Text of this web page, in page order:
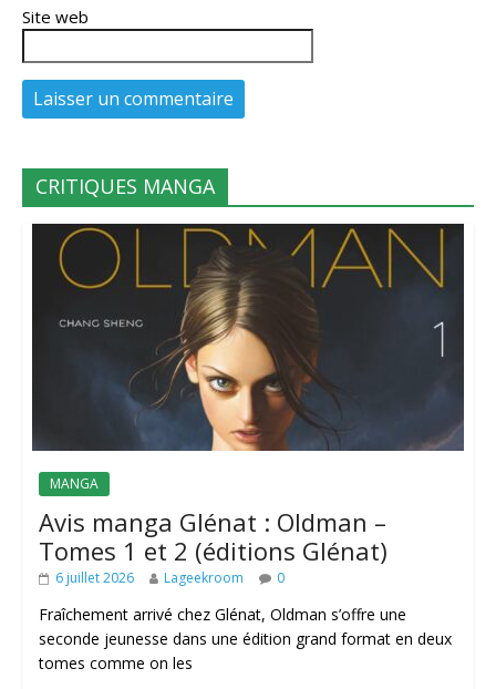
Site web
CRITIQUES MANGA
MANGA
Avis manga Glénat : Oldman –
Tomes 1 et 2 (éditions Glénat)
6 juillet 2026 Lageekroom 0
Fraîchement arrivé chez Glénat, Oldman s’offre une
seconde jeunesse dans une édition grand format en deux
tomes comme on les